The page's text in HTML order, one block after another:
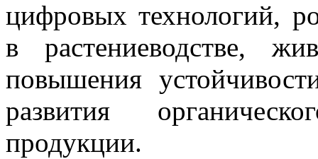
цифровых технологий,
в растениеводстве,
повышения
развития
продукции.